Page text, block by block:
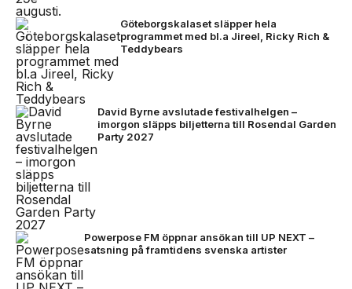
Göteborgskalaset släpper hela
programmet med bl.a Jireel, Ricky Rich &
Teddybears
David Byrne avslutade festivalhelgen –
imorgon släpps biljetterna till Rosendal Garden
Party 2027
Powerpose FM öppnar ansökan till UP NEXT –
satsning på framtidens svenska artister